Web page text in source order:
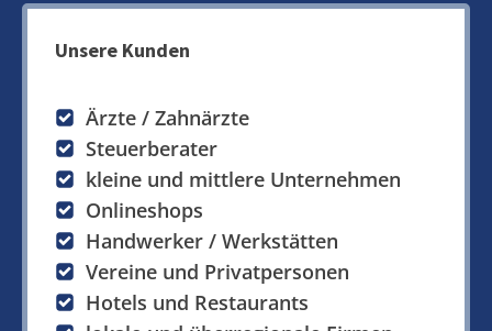
Unsere Kunden
Ärzte / Zahnärzte
Steuerberater
kleine und mittlere Unternehmen
Onlineshops
Handwerker / Werkstätten
Vereine und Privatpersonen
Hotels und Restaurants